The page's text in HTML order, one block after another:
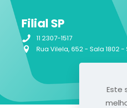
Filial SP
11 2307-1517
Rua Vilela, 652 - Sala 1802 -
Este